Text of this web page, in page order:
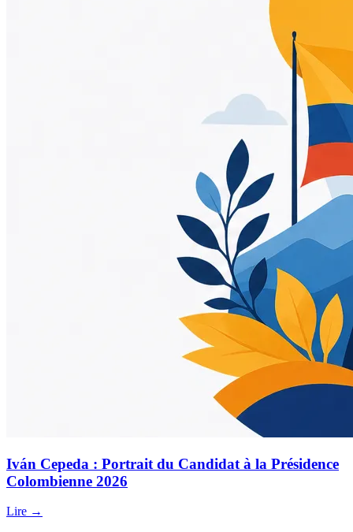
Iván Cepeda : Portrait du Candidat à la Présidence
Colombienne 2026
Lire →